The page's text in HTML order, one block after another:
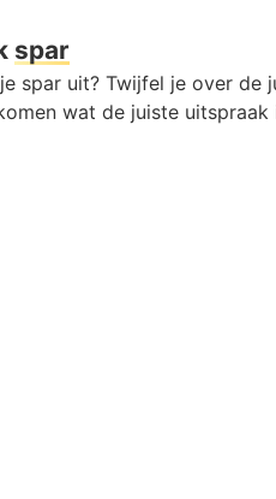
spar
spar uit? Twijfel je over de
wat de juiste uitspraak